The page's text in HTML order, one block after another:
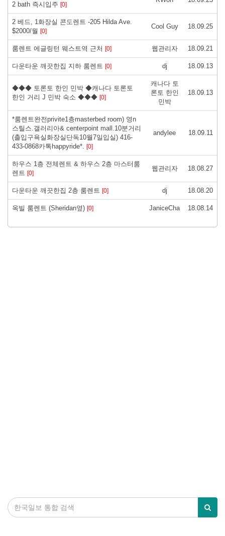
2 bath 즉시입주 [0]
2 베드, 1화장실 콘도렌트 -205 Hilda Ave.
$2000/월 [0]
Cool Guy 18.09.25
룸렌트 에글링턴 웨스트역 근처 [0] 웹관리자 18.09.21
다운타운 깨끗한집 지하 룸렌트 [0] dj 18.09.13
◆◆◆ 토론토 한인 민박 ◆캐나다 토론토
한인 거리 J 민박 숙소 ◆◆◆ [0]
캐나다 토
론토 한인
민박
18.09.13
*룸렌트완전privite1층masterbed room) 영n
스틸스.갤러리아& centerpoint mall.10분거리
(출입구욕실화장실단독10월7일입실) 416-
433-0868카톡happyride*. [0]
andylee 18.09.11
하우스 1층 전체렌트 & 하우스 2층 마스터룸
렌트 [0]
웹관리자 18.08.27
다운타운 깨끗한집 2층 룸렌트 [0] dj 18.08.20
옥빌 룸렌트 (Sheridan옆) [0] JaniceCha 18.08.14